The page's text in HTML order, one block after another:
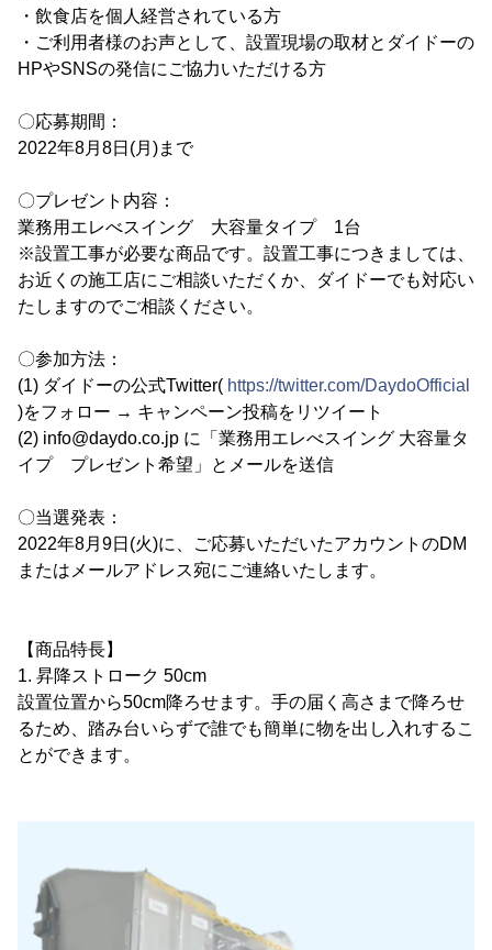
・飲食店を個人経営されている方
・ご利用者様のお声として、設置現場の取材とダイドーの
HPやSNSの発信にご協力いただける方
〇応募期間：
2022年8月8日(月)まで
〇プレゼント内容：
業務用エレべスイング 大容量タイプ 1台
※設置工事が必要な商品です。設置工事につきましては、
お近くの施工店にご相談いただくか、ダイドーでも対応い
たしますのでご相談ください。
〇参加方法：
(1) ダイドーの公式Twitter( https://twitter.com/DaydoOfficial
)をフォロー → キャンペーン投稿をリツイート
(2) info@daydo.co.jp に「業務用エレべスイング 大容量タ
イプ プレゼント希望」とメールを送信
〇当選発表：
2022年8月9日(火)に、ご応募いただいたアカウントのDM
またはメールアドレス宛にご連絡いたします。
【商品特長】
1. 昇降ストローク 50cm
設置位置から50cm降ろせます。手の届く高さまで降ろせ
るため、踏み台いらずで誰でも簡単に物を出し入れするこ
とができます。